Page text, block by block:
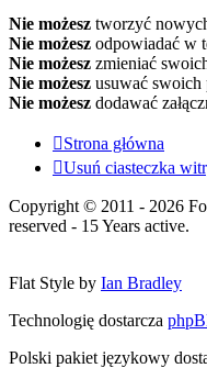
Nie możesz tworzyć
Nie możesz odpowiadać w
Nie możesz zmieniać
Nie możesz usuwać swoich
Nie możesz dodawać
Strona główna
Usuń ciasteczka
Copyright © 2011 - 2026
reserved - 15 Years active.
Flat Style by Ian Bradley
Technologię dostarcza
Polski pakiet językowy